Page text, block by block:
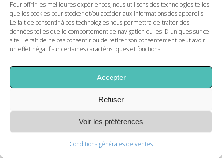
Pour offrir les meilleures expériences, nous utilisons des technologies telles
que les cookies pour stocker et/ou accéder aux informations des appareils.
Le fait de consentir à ces technologies nous permettra de traiter des
données telles que le comportement de navigation ou les ID uniques sur ce
site. Le fait de ne pas consentir ou de retirer son consentement peut avoir
un effet négatif sur certaines caractéristiques et fonctions.
Accepter
Refuser
Voir les préférences
Conditions générales de ventes